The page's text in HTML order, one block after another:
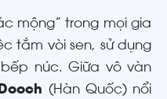
mộng” trong mọi gia
tắm vòi sen, sử dụng
núc. Giữa vô vàn
(Hàn Quốc) nổi